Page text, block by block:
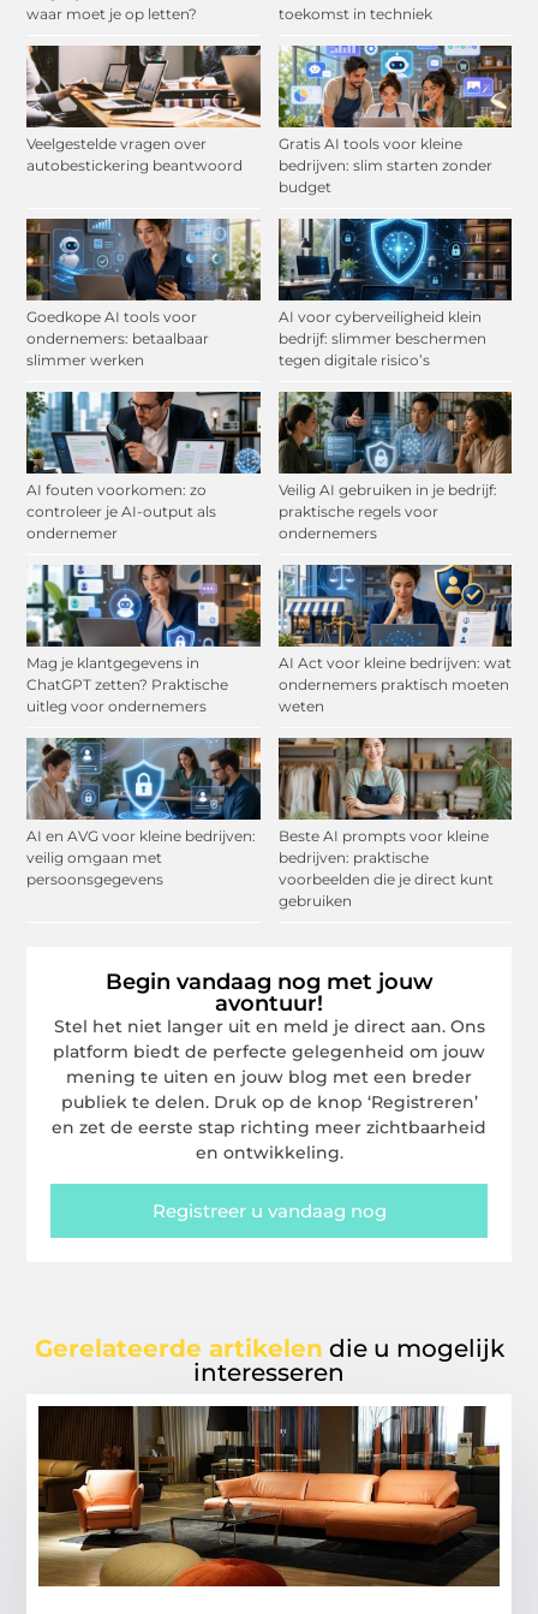
waar moet je op letten?
toekomst in techniek
Veelgestelde vragen over
autobestickering beantwoord
Gratis AI tools voor kleine
bedrijven: slim starten zonder
budget
Goedkope AI tools voor
ondernemers: betaalbaar
slimmer werken
AI voor cyberveiligheid klein
bedrijf: slimmer beschermen
tegen digitale risico’s
AI fouten voorkomen: zo
controleer je AI-output als
ondernemer
Veilig AI gebruiken in je bedrijf:
praktische regels voor
ondernemers
Mag je klantgegevens in
ChatGPT zetten? Praktische
uitleg voor ondernemers
AI Act voor kleine bedrijven: wat
ondernemers praktisch moeten
weten
AI en AVG voor kleine bedrijven:
veilig omgaan met
persoonsgegevens
Beste AI prompts voor kleine
bedrijven: praktische
voorbeelden die je direct kunt
gebruiken
Begin vandaag nog met jouw
avontuur!
Stel het niet langer uit en meld je direct aan. Ons
platform biedt de perfecte gelegenheid om jouw
mening te uiten en jouw blog met een breder
publiek te delen. Druk op de knop ‘Registreren’
en zet de eerste stap richting meer zichtbaarheid
en ontwikkeling.
Registreer u vandaag nog
Gerelateerde artikelen die u mogelijk
interesseren